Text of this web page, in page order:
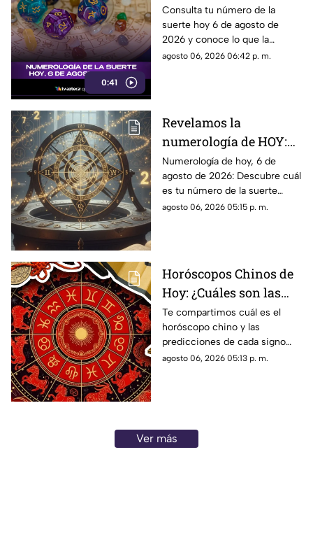
0:41
agosto de 2026 según la
numerología y su
significado
Consulta tu número de la
suerte hoy 6 de agosto de
2026 y conoce lo que la
numerología revela para este
agosto 06, 2026 06:42 p. m.
Revelamos la
numerología de HOY:
Conoce el número de la
suerte de este jueves 6
de agosto de 2026, para
cada signo del zodiaco
Numerología de hoy, 6 de
agosto de 2026: Descubre cuál
es tu número de la suerte
según tu signo zodiacal.
agosto 06, 2026 05:15 p. m.
Horóscopos Chinos de
Hoy: ¿Cuáles son las
predicciones para este
jueves 6 de agosto de
2026?
Te compartimos cuál es el
horóscopo chino y las
predicciones de cada signo
para el día de hoy, jueves 6 de
agosto 06, 2026 05:13 p. m.
Ver más